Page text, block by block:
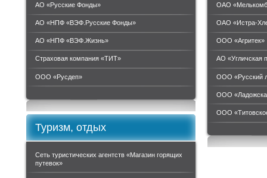
АО «Русские Фонды»
АО «НПФ «ВЭФ.Русские Фонды»
АО «НПФ «ВЭФ.Жизнь»
Страховая компания «ТИТ»
ООО «Руcдеп»
ОАО
ОАО «Истра-
ООО «Агритек»
АО «Угличская
ООО «Русский
ООО
ООО
Туризм, отдых
Сеть туристических агентств «Магазин горящих
путевок»